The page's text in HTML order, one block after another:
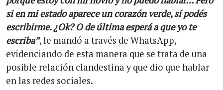
si en mi estado aparece un corazón verde, sí podés
escribirme. ¿Ok? O de última esperá a que yo te
escriba”, le mandó a través de WhatsApp,
evidenciando de esta manera que se trata de una
posible relación clandestina y que dio que hablar
en las redes sociales.